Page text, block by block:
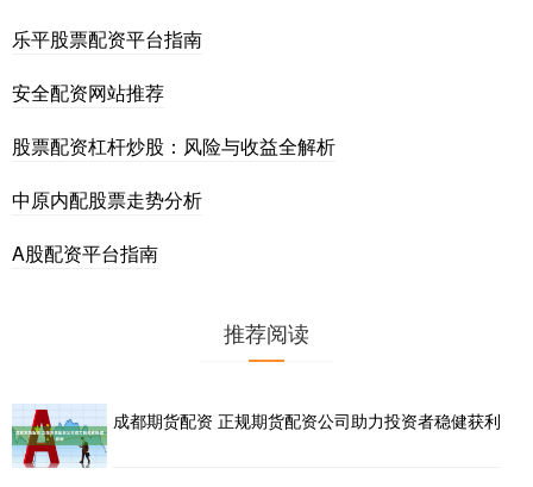
乐平股票配资平台指南
安全配资网站推荐
股票配资杠杆炒股：风险与收益全解析
中原内配股票走势分析
A股配资平台指南
推荐阅读
成都期货配资 正规期货配资公司助力投资者稳健获利